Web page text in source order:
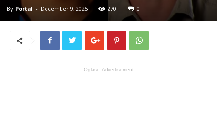
By Portal - December 9, 2025 270 0
Oglasi - Advertisement